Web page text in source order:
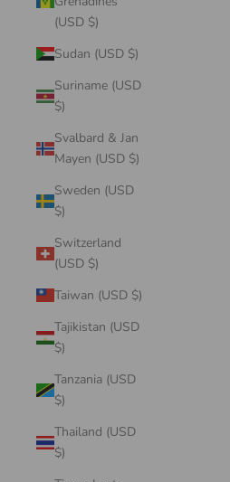
(USD $)
Sudan (USD $)
Suriname (USD
$)
Svalbard & Jan
Mayen (USD $)
Sweden (USD
$)
Switzerland
(USD $)
Taiwan (USD $)
Tajikistan (USD
$)
Tanzania (USD
$)
Thailand (USD
$)